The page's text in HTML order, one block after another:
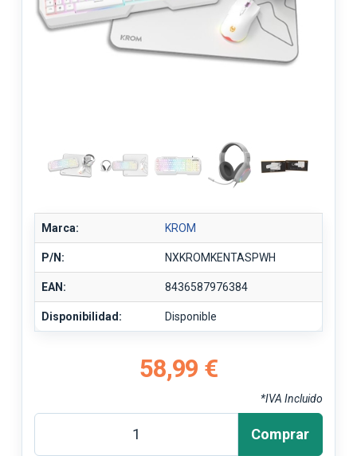
Marca: KROM
P/N: NXKROMKENTASPWH
EAN: 8436587976384
Disponibilidad: Disponible
58,99 €
*IVA Incluido
Comprar